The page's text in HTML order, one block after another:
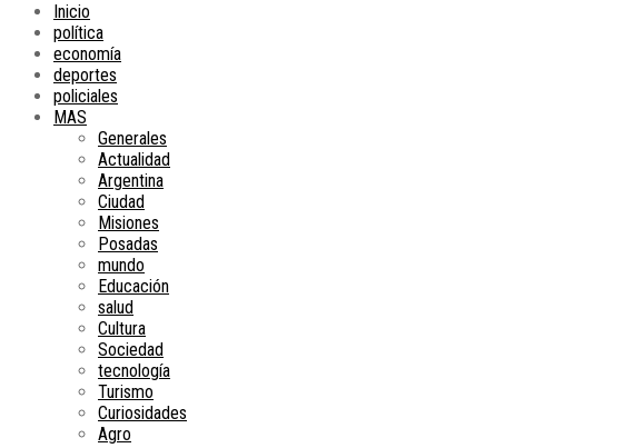
Inicio
política
economía
deportes
policiales
MAS
Generales
Actualidad
Argentina
Ciudad
Misiones
Posadas
mundo
Educación
salud
Cultura
Sociedad
tecnología
Turismo
Curiosidades
Agro